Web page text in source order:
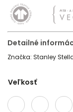
Detailné
Značka: Stanley
Veľkosť